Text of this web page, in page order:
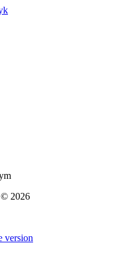
© 2026
version